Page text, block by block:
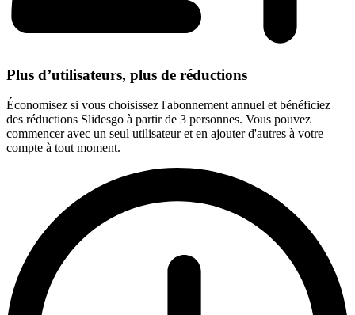
Plus d’utilisateurs, plus de réductions
Économisez si vous choisissez l'abonnement annuel et bénéficiez
des réductions Slidesgo à partir de 3 personnes. Vous pouvez
commencer avec un seul utilisateur et en ajouter d'autres à votre
compte à tout moment.